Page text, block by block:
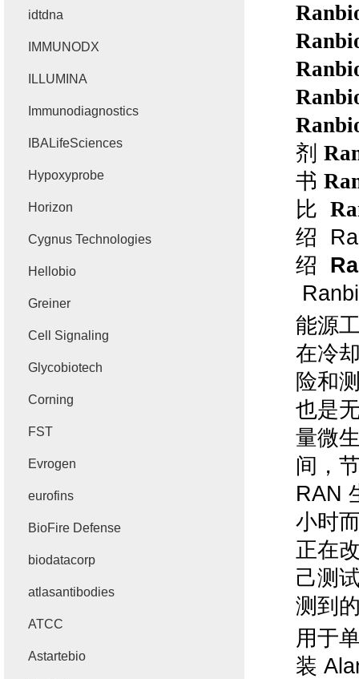
剂
书
比
绍
绍
能源
在冷
险和
也是
量微
间，
RAN
小时
正在
己测
测到
用于
装
idtdna
IMMUNODX
ILLUMINA
Immunodiagnostics
IBALifeSciences
Hypoxyprobe
Horizon
Cygnus Technologies
Hellobio
Greiner
Cell Signaling
Glycobiotech
Corning
FST
Evrogen
eurofins
BioFire Defense
biodatacorp
atlasantibodies
ATCC
Astartebio